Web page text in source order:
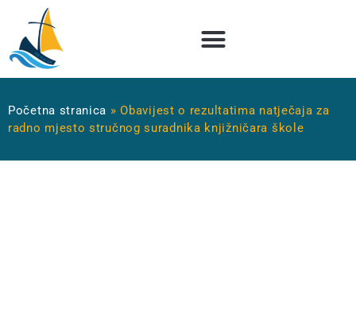
Početna stranica »Obavijest o rezultatima natječaja za
radno mjesto stručnog suradnika knjižničara škole